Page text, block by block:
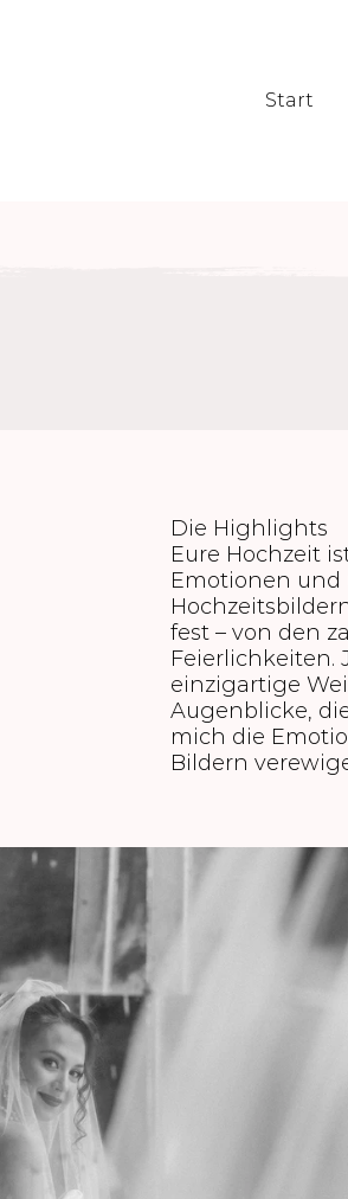
Start
Die Highlights
Eure Hochzeit
Emotionen und
fest – von den
Feierlichkeiten.
einzigartige
Augenblicke,
mich die
Bildern